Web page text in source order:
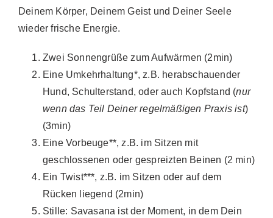
Deinem Körper, Deinem Geist und Deiner Seele
wieder frische Energie.
Zwei Sonnengrüße zum Aufwärmen (2min)
Eine Umkehrhaltung*, z.B. herabschauender
Hund, Schulterstand, oder auch Kopfstand (nur
wenn das Teil Deiner regelmäßigen Praxis ist)
(3min)
Eine Vorbeuge**, z.B. im Sitzen mit
geschlossenen oder gespreizten Beinen (2 min)
Ein Twist***, z.B. im Sitzen oder auf dem
Rücken liegend (2min)
Stille: Savasana ist der Moment, in dem Dein